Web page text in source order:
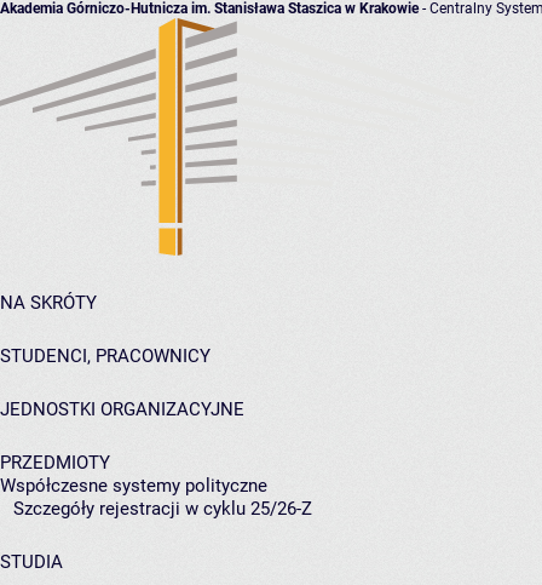
Akademia Górniczo-Hutnicza im. Stanisława Staszica w Krakowie- Centralny
NA SKRÓTY
STUDENCI, PRACOWNICY
JEDNOSTKI ORGANIZACYJNE
PRZEDMIOTY
Współczesne systemy polityczne
Szczegóły rejestracji w cyklu 25/26-Z
STUDIA